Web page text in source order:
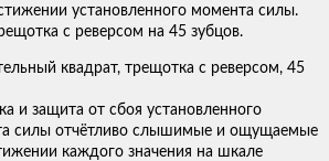
установленного момента силы.
с реверсом на 45 зубцов.
квадрат, трещотка с реверсом, 45
и защита от сбоя установленного
силы отчётливо слышимые и ощущаемые
каждого значения на шкале